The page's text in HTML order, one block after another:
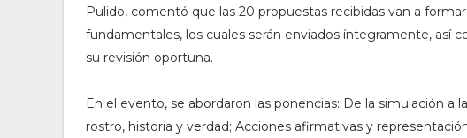
Pulido, comentó que las 20 propuestas recibidas van a
fundamentales, los cuales serán enviados íntegramente, así
su revisión oportuna.
En el evento, se abordaron las ponencias: De la simulación
rostro, historia y verdad; Acciones afirmativas y